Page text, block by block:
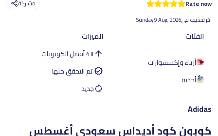
Rate now
مشاركة
اخر تحديف فيSunday 9 Aug, 2026
الفئات
أزياء وإكسسوارات
أحذية
الميزات
#
4أفضل الكوبونات
تم التحقق منها
جديد
Adidas
كوبون كود أديداس سعوديأغسطس